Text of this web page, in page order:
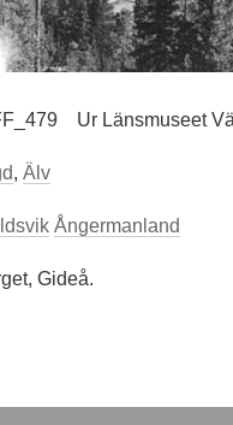
Ur Länsmuseet
, Älv
Ångermanland
Gideå.